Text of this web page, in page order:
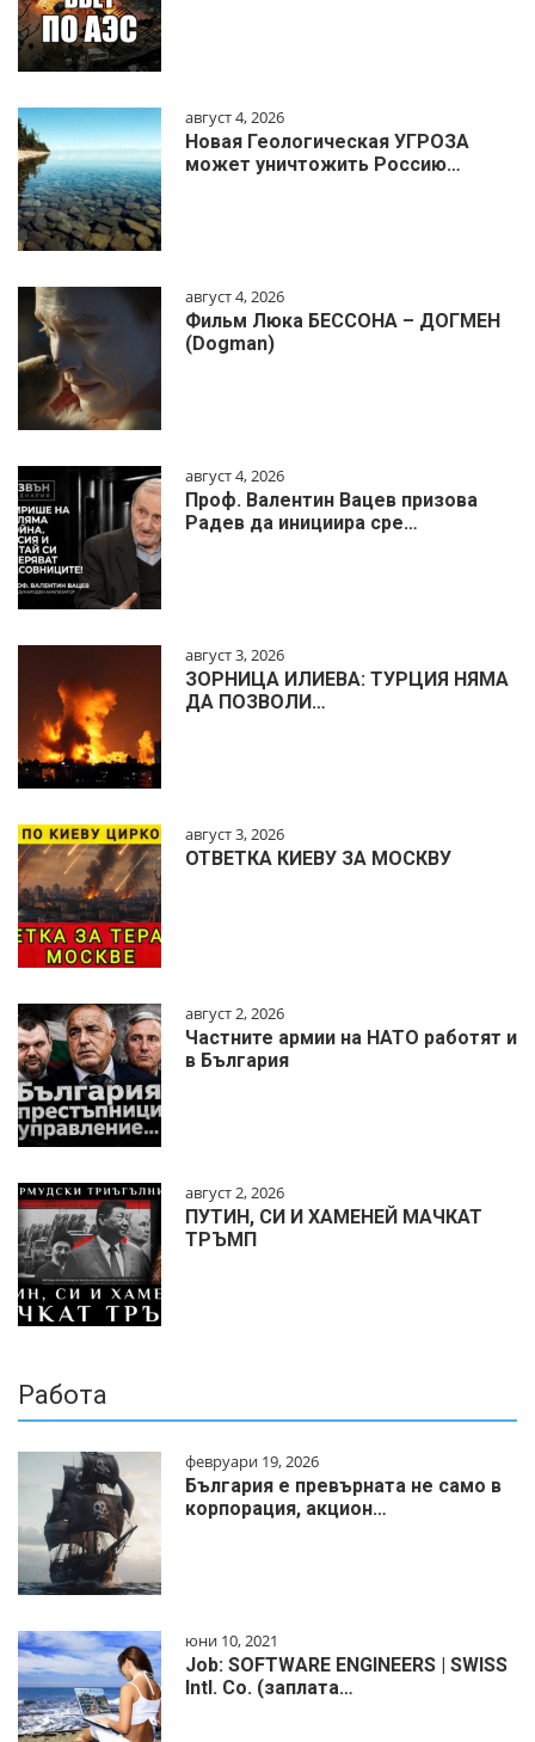
август 4, 2026
Новая Геологическая УГРОЗА
может уничтожить Россию…
август 4, 2026
Фильм Люка БЕССОНА – ДОГМЕН
(Dogman)
август 4, 2026
Проф. Валентин Вацев призова
Радев да инициира сре…
август 3, 2026
ЗОРНИЦА ИЛИЕВА: ТУРЦИЯ НЯМА
ДА ПОЗВОЛИ…
август 3, 2026
ОТВЕТКА КИЕВУ ЗА МОСКВУ
август 2, 2026
Частните армии на НАТО работят и
в България
август 2, 2026
ПУТИН, СИ И ХАМЕНЕЙ МАЧКАТ
ТРЪМП
Работа
февруари 19, 2026
България е превърната не само в
корпорация, акцион…
юни 10, 2021
Job: SOFTWARE ENGINEERS | SWISS
Intl. Co. (заплата…